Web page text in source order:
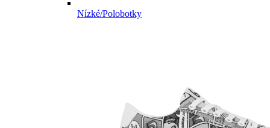
Nízké/Polobotky